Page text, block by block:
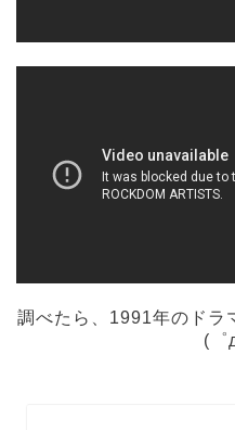
調べたら、1991年のド
(゜